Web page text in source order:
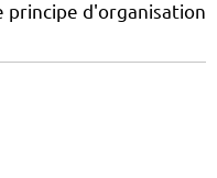
principe d'organisation